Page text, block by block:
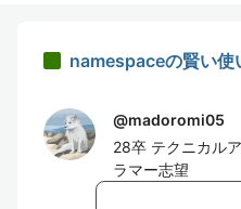
namespaceの賢い使
@madoromi05
28卒 テクニカル
ラマー志望